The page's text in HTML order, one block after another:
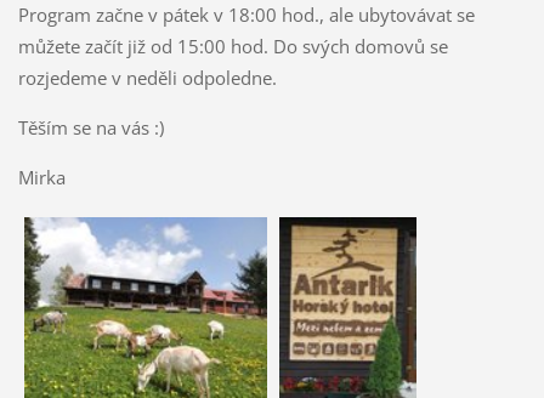
Program začne v pátek v 18:00 hod., ale ubytovávat se
můžete začít již od 15:00 hod. Do svých domovů se
rozjedeme v neděli odpoledne.
Těším se na vás :)
Mirka